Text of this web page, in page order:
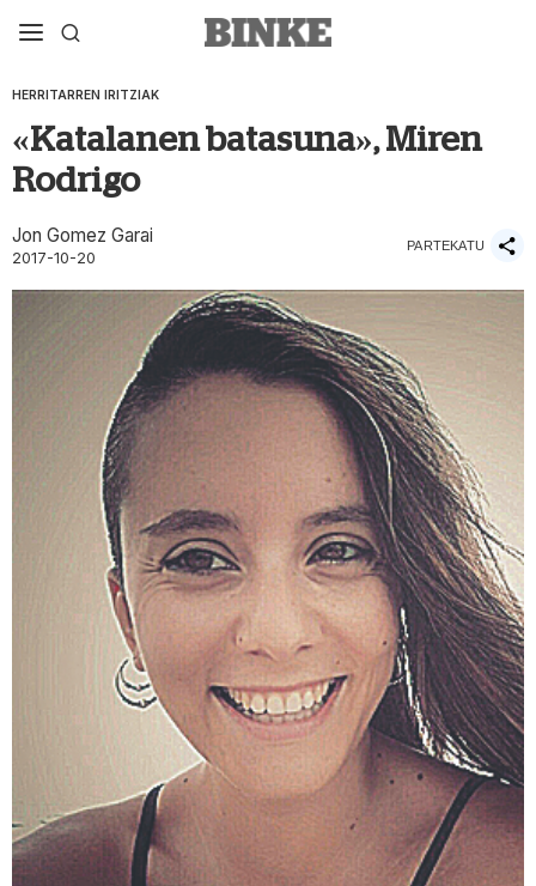
HERRITARREN IRITZIAK
«Katalanen batasuna», Miren
Rodrigo
Jon Gomez Garai
2017-10-20
PARTEKATU